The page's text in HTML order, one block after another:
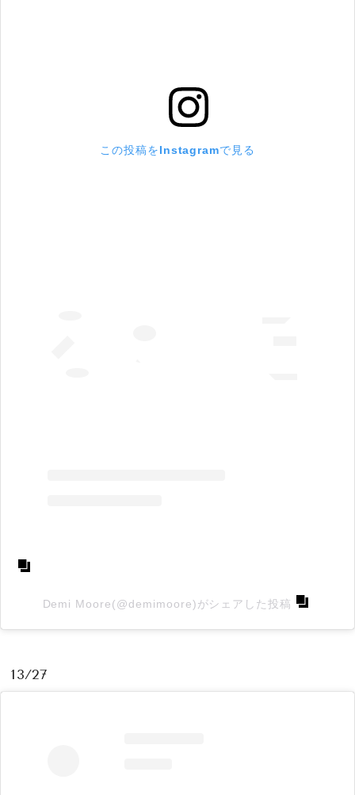
この投稿をInstagramで見る
Demi Moore(@demimoore)がシェアした投稿
13/27